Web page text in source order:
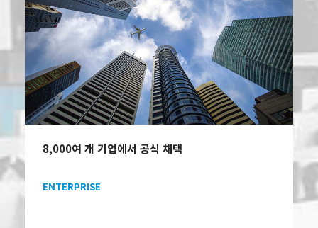
8,000여 개 기업에서 공식 채택
ENTERPRISE